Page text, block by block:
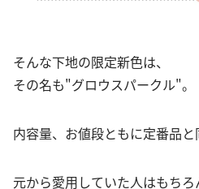
そんな下地の限定新色は、
その名も"グロウスパークル"。
内容量、お値段ともに定番品
元から愛用していた人はもちろ